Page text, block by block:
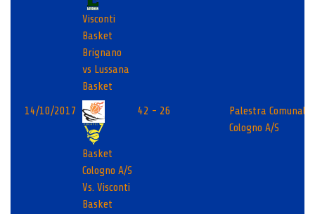
Visconti
Basket
Brignano
vs Lussana
Basket
14/10/2017
Basket
Cologno A/S
Vs. Visconti
Basket
42 - 26
Palestra Comunale
Cologno A/S